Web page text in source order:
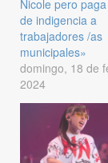
Nicole pero
de indigencia a
trabajadores /as
municipales»
domingo, 18 de
2024